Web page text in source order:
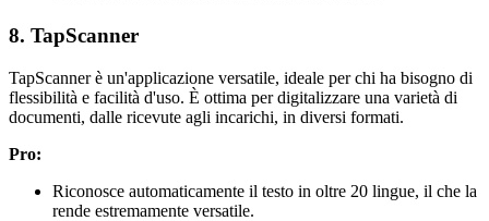
8. TapScanner
TapScanner è un'applicazione versatile, ideale per chi ha bisogno di
flessibilità e facilità d'uso. È ottima per digitalizzare una varietà di
documenti, dalle ricevute agli incarichi, in diversi formati.
Pro:
Riconosce automaticamente il testo in oltre 20 lingue, il che la
rende estremamente versatile.